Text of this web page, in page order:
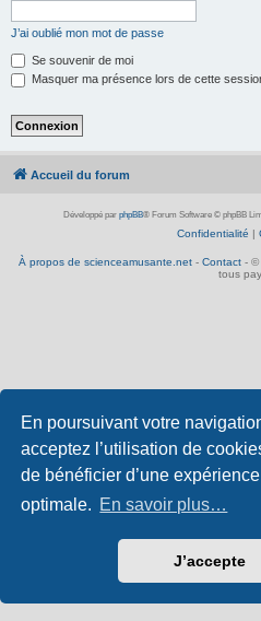
En poursuivant votre
acceptez l’utilisation de
de bénéficier d’une
optimale. En savoir plus…
J’accepte
J’ai oublié mon mot de passe
Se souvenir de moi
Masquer ma présence lors de cette
Accueil du forum
Développé par phpBB® Forum Software © phpBB
Confidentialité |
À propos de scienceamusante.net - Contact - ©
tous